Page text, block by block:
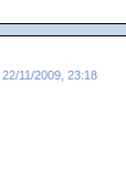
22/11/2009, 23:18